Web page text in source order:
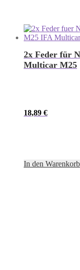
2x Feder für
Multicar M25
18,89 €
In den Warenkorb